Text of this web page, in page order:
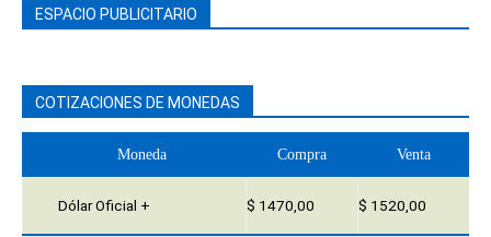
ESPACIO PUBLICITARIO
COTIZACIONES DE MONEDAS
Moneda Compra Venta
Dólar Oficial + $ 1470,00 $ 1520,00